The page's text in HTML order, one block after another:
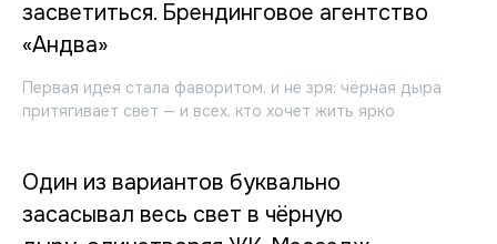
Первая идея стала фаворитом, и не зря: чёрная дыра
притягивает свет — и всех, кто хочет жить ярко
Один из вариантов буквально
засасывал весь свет в чёрную